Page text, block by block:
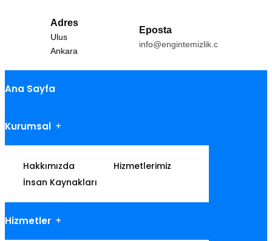
Adres
Ulus
Ankara
Eposta
info@engintemizlik.com
Ana Sayfa
Kurumsal
Hakkımızda
Hizmetlerimiz
İnsan Kaynakları
Hizmetler